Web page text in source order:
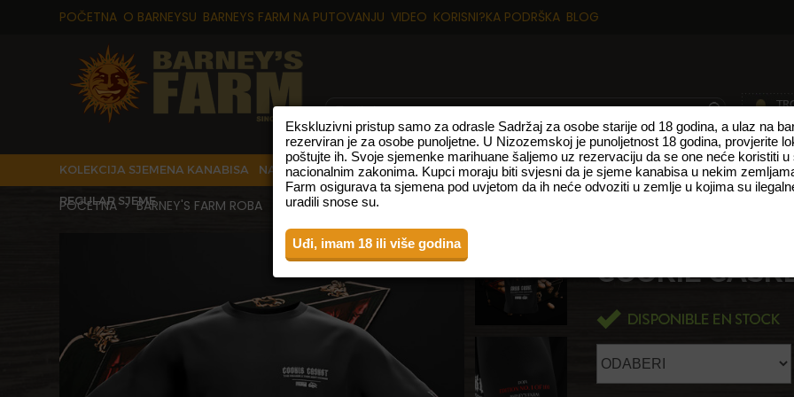
POČETNA O BARNEYSU BARNEYS FARM NA PUTOVANJU VIDEO KORISNI?KA PODRŠKA BLOG
KOLEKCIJA SJEMENA KANABISA NAJPRODAVANIJE VRSTE NOVI PROIZVODI VRSTE S VISOKIM UDJELOM CBD-A
REGULAR SJEME
POČETNA > BARNEY'S FARM ROBA BARNEYS FARM X DOJA T-SHIRT - COOKIE CASKET
BARNEYS
COOKIE
Ekskluzivni pristup samo za odrasle Sadržaj za osobe starije od 18 godina, a ulaz na
rezerviran je za osobe punoljetne. U Nizozemskoj je punoljetnost 18 godina, provjerite
poštujte ih. Svoje sjemenke marihuane šaljemo uz rezervaciju da se one neće koristiti u
nacionalnim zakonima. Kupci moraju biti svjesni da je sjeme kanabisa u nekim
Farm osigurava ta sjemena pod uvjetom da ih neće odvoziti u zemlje u kojima su
uradili snose su.
Uđi, imam 18 ili više godina